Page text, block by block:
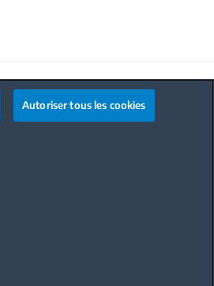
Autoriser tous les cookies